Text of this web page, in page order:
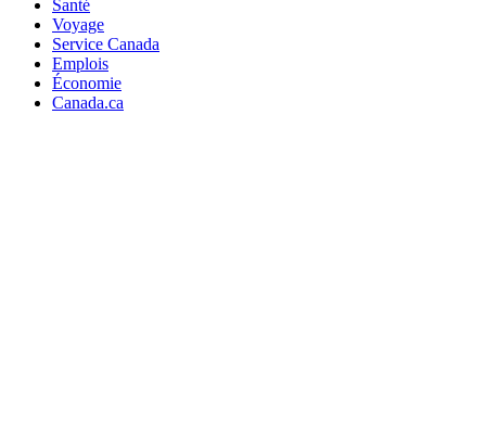
Santé
Voyage
Service Canada
Emplois
Économie
Canada.ca